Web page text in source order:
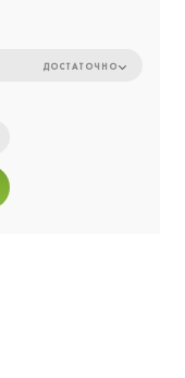
ДОСТАТОЧНО